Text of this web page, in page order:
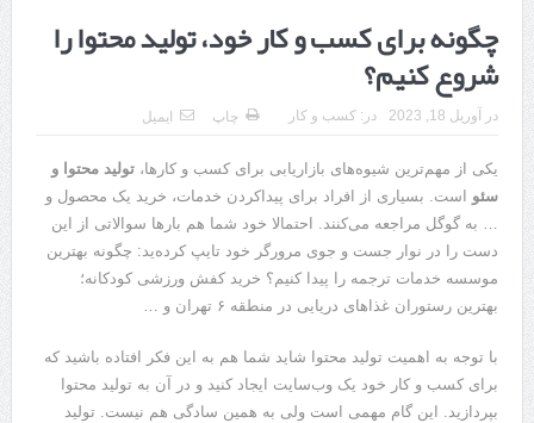
7 سوئیت محبوب مشهد نزدیک حرم با غذا و نظر مسافران
درمان ترک های پوستی با لیزر در مشهد | لیزر فوتونا برای بهبود قطعی
استریا
طراحی در خدمت نظم؛ از قفسه ‌های یک‌ طرفه تا دو طرفه، روایت
هوشمندی در معماری فروشگاه
چگونه برای کسب و کار خود، تولید محتوا را
شروع کنیم؟
در آوریل 18, 2023 در: کسب و کار چاپ ایمیل
یکی از مهم‌ترین شیوه‌های بازاریابی برای کسب و کارها، تولید محتوا و
سئو است. بسیاری از افراد برای پیداکردن خدمات، خرید یک محصول و
… به گوگل مراجعه می‌کنند. احتمالا خود شما هم بارها سوالاتی از این
دست را در نوار جست و جوی مرورگر خود تایپ کرده‌ید: چگونه بهترین
موسسه خدمات ترجمه را پیدا کنیم؟ خرید کفش ورزشی کودکانه؛
بهترین رستوران غذاهای دریایی در منطقه ۶ تهران و …
با توجه به اهمیت تولید محتوا شاید شما هم به این فکر افتاده باشید که
برای کسب و کار خود یک وب‌سایت ایجاد کنید و در آن به تولید محتوا
بپردازید. این گام مهمی است ولی به همین سادگی هم نیست. تولید